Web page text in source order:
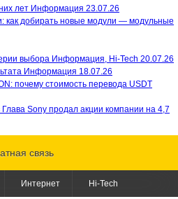
Аниме "Подземелье
Аниме-адаптация манги
"Подземелье вкусностей"/Delicious
in Dungeon от студии Trigger и
2B и 9S вернутся в июле: стала
известна дата премьеры второго
лет Информация 23.07.26
как добирать новые модули — модульные
выбора Информация, Hi-Tech 20.07.26
Информация 18.07.26
почему стоимость перевода USDT
Глава Sony продал акции компании на 4,7
связь
Интернет Hi-Tech